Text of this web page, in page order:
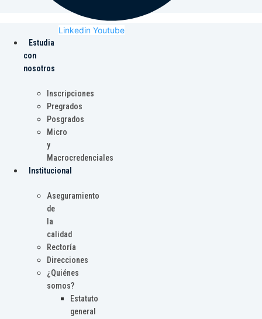
Linkedin Youtube
Estudia
con
nosotros
Inscripciones
Pregrados
Posgrados
Micro
y
Macrocredenciales
Institucional
Aseguramiento
de
la
calidad
Rectoría
Direcciones
¿Quiénes
somos?
Estatuto
general